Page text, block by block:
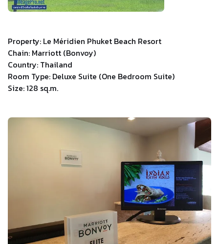
Property: Le Méridien Phuket Beach Resort
Chain: Marriott (Bonvoy)
Country: Thailand
Room Type: Deluxe Suite (One Bedroom Suite)
Size: 128 sq.m.